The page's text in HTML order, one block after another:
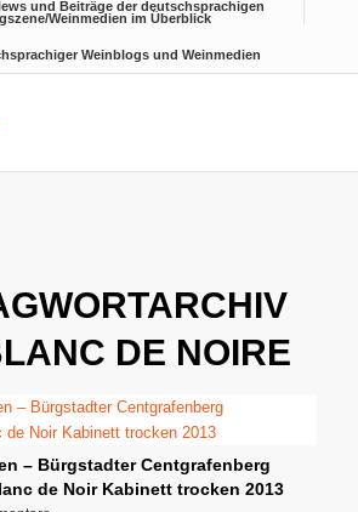
und Beiträge der deutschsprachigen
Weinmedien im Überblick
Weinblogs und Weinmedien
DE NOIRE
– Bürgstadter Centgrafenberg
de Noir Kabinett trocken 2013